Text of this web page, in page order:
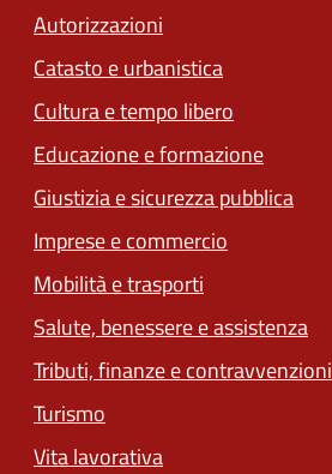
Autorizzazioni
Catasto e urbanistica
Cultura e tempo libero
Educazione e formazione
Giustizia e sicurezza pubblica
Imprese e commercio
Mobilità e trasporti
Salute, benessere e assistenza
Tributi, finanze e contravvenzioni
Turismo
Vita lavorativa